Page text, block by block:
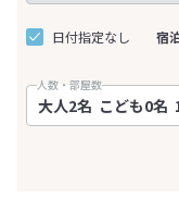
日付指定なし 宿
人数・部屋数